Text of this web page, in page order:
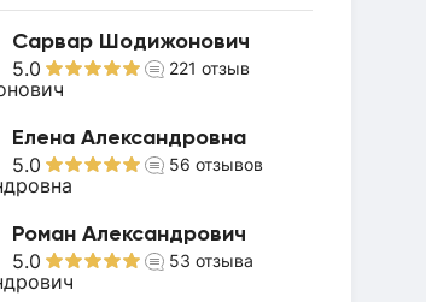
Сарвар Шодижонович
5.0 221 отзыв
Елена Александровна
5.0 56 отзывов
Роман Александрович
5.0 53 отзыва